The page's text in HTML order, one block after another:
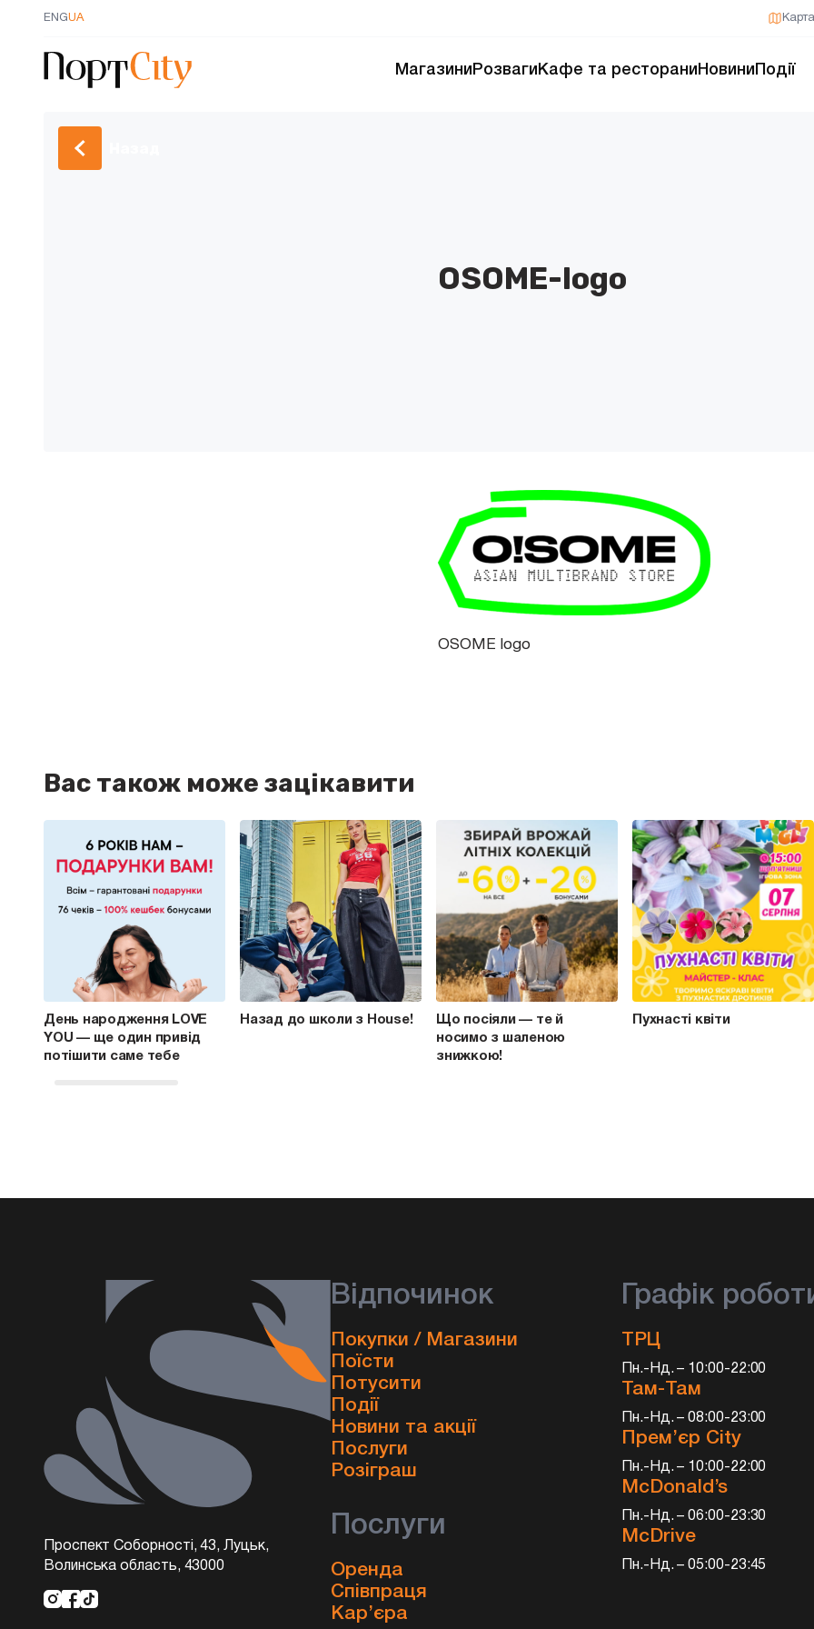
ENGUA
Магазини Розваги Кафе та ресторани Новини Події
OSOME-logo
OSOME logo
Вас також може зацікавити
День народження LOVE
YOU — ще один привід
потішити саме тебе
Назад до школи з House!
Що посіяли — те й
носимо з шаленою
знижкою!
Пухнасті квіти
Проспект Соборності, 43, Луцьк,
Волинська область, 43000
Відпочинок
Покупки / Магазини
Поїсти
Потусити
Події
Новини та акції
Послуги
Розіграш
Послуги
Оренда
Співпраця
Кар’єра
Графік
ТРЦ
Пн.-Нд. – 10:00-22:00
Там-Там
Пн.-Нд. – 08:00-23:00
Прем’єр City
Пн.-Нд. – 10:00-22:00
McDonald’s
Пн.-Нд. – 06:00-23:30
McDrive
Пн.-Нд. – 05:00-23:45